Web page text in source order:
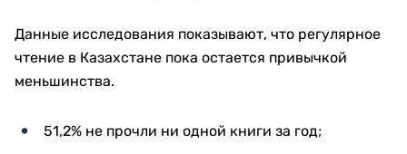
Данные исследования показывают, что регулярное
чтение в Казахстане пока остается привычкой
меньшинства.
51,2% не прочли ни одной книги за год;